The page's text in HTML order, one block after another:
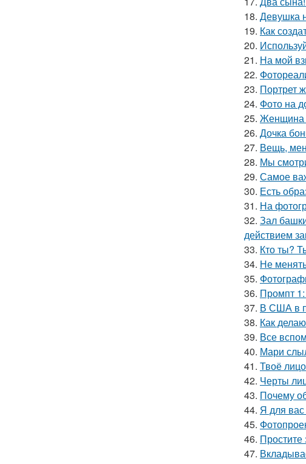
18. Девушка
19. Как
20.
21. На мой
22.
23. Портрет
24. Фото на
25. Женщина -
26. Дочка
27. Вещь,
28. Мы
29. Самое
30. Есть
31. На
32. Зал
действием
33. Кто ты?
34. Не
35.
36. Промпт 1:
37. В США в
38. Как
39. Все
40. Мари
41. Твоё
42. Черты
43. Почему
44. Я для
45.
46.
47.